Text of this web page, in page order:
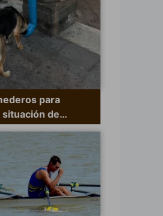
para
situación de…